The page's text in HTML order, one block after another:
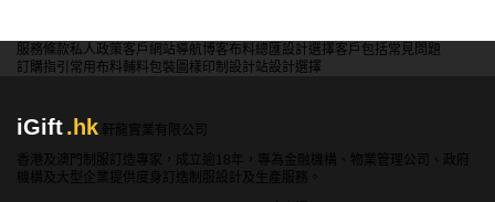
服務條款私人政策客戶 網站導航博客布料總匯設計選擇客戶包括常見問題
訂購指引 常用布料輔料包裝 圖樣印制 設計站設計選擇
iGift.hk
軒龍實業有限公司
香港及澳門制服訂造專家，成立逾18年，專為金融機構、物業管理公司、政府
機構及大型企業提供度身訂造制服設計及生產服務。